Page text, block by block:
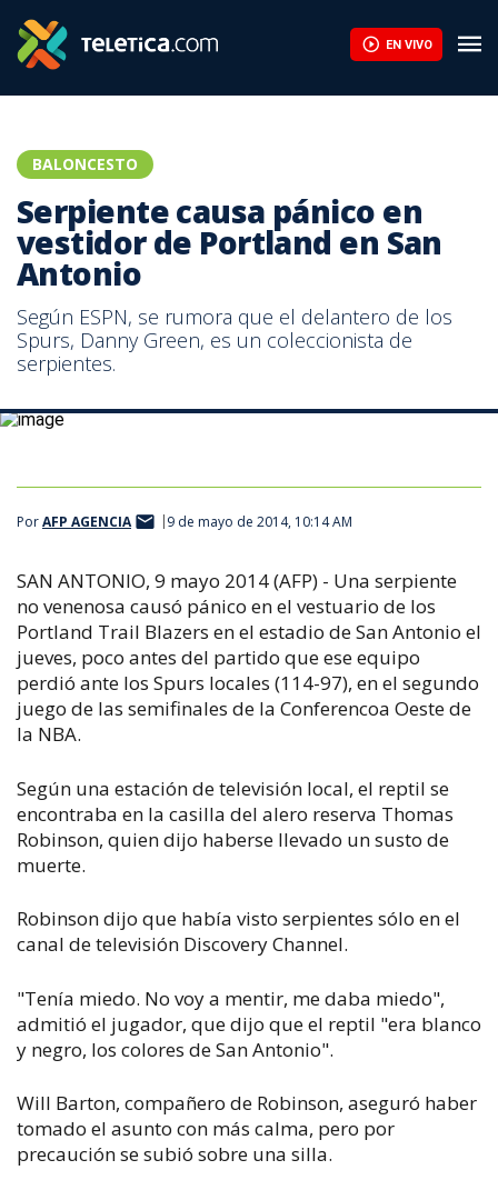
EN VIVO
BALONCESTO
Serpiente causa pánico en
vestidor de Portland en San
Antonio
Según ESPN, se rumora que el delantero de los
Spurs, Danny Green, es un coleccionista de
serpientes.
Los Portland Trail Blazers cayeron derrotados en el segundo juego
PorAFP AGENCIA 9 de mayo de 2014, 10:14 AM
SAN ANTONIO, 9 mayo 2014 (AFP) - Una serpiente
no venenosa causó pánico en el vestuario de los
Portland Trail Blazers en el estadio de San Antonio el
jueves, poco antes del partido que ese equipo
perdió ante los Spurs locales (114-97), en el segundo
juego de las semifinales de la Conferencoa Oeste de
la NBA.
Según una estación de televisión local, el reptil se
encontraba en la casilla del alero reserva Thomas
Robinson, quien dijo haberse llevado un susto de
muerte.
Robinson dijo que había visto serpientes sólo en el
canal de televisión Discovery Channel.
"Tenía miedo. No voy a mentir, me daba miedo",
admitió el jugador, que dijo que el reptil "era blanco
y negro, los colores de San Antonio".
Will Barton, compañero de Robinson, aseguró haber
tomado el asunto con más calma, pero por
precaución se subió sobre una silla.